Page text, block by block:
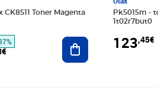
CK8511 Toner Magenta
Ajouter au panier
Pk5015m -
1t02r7but0
123,45€